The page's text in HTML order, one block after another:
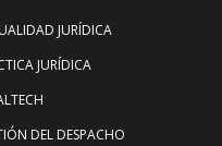
JURÍDICA
JURÍDICA
DEL DESPACHO